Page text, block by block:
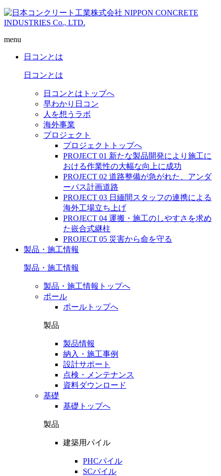
menu
日コンとは
日コンとは
日コンとはトップへ
早わかり日コン
人を想うラボ
海外事業
プロジェクト
プロジェクトトップへ
PROJECT 01 新たな製品開発により施工に
おける作業性の大幅な向上に成功
PROJECT 02 道路整備が急がれた、アンダ
ーパス計画道路
PROJECT 03 日緬間スタッフの連携による
海外工場立ち上げ
PROJECT 04 運搬・施工のしやすさを求め
た嵌合式継柱
PROJECT 05 災害から命を守る
製品・施工情報
製品・施工情報
製品・施工情報トップへ
ポール
ポールトップへ
製品
製品情報
納入・施工事例
設計サポート
点検・メンテナンス
資料ダウンロード
基礎
基礎トップへ
製品
建築用パイル
PHCパイル
SCパイル